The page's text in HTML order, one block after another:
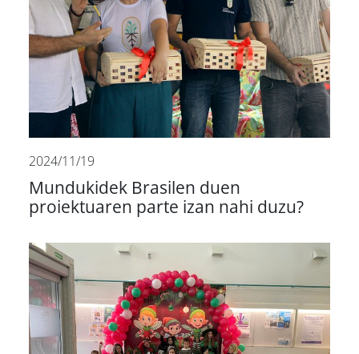
2024/11/19
Mundukidek Brasilen duen
proiektuaren parte izan nahi duzu?